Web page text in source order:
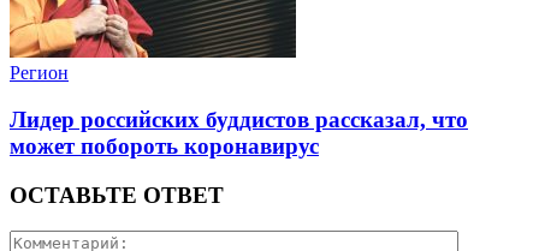
Регион
Лидер российских буддистов рассказал, что
может побороть коронавирус
ОСТАВЬТЕ ОТВЕТ